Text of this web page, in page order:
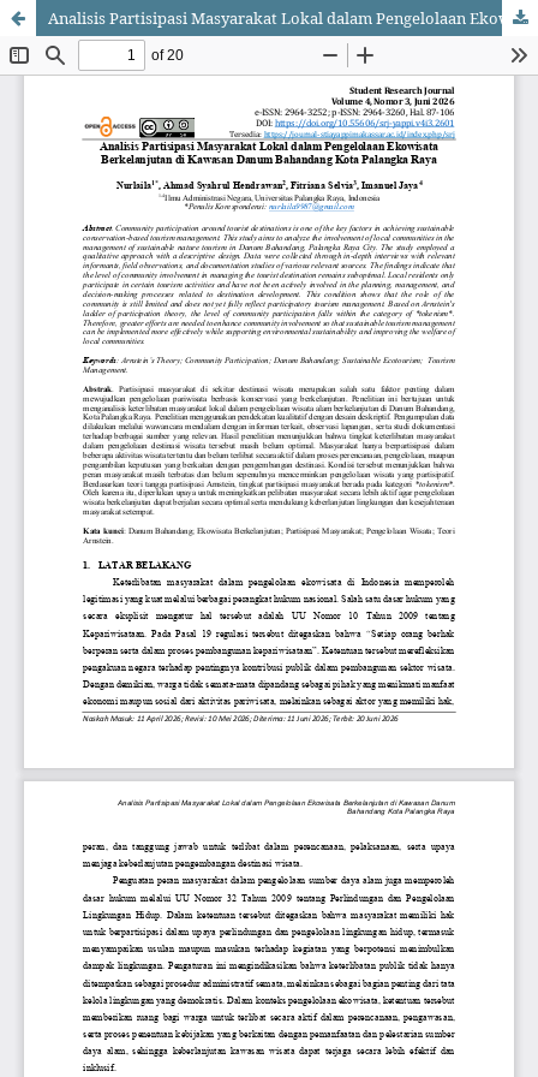
Analisis Partisipasi Masyarakat Lokal dalam Pengelolaan Ekowisata Berkelanjutan di Kawasan Danum Bahandang Kota Palangka Raya